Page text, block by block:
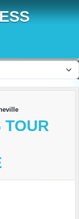
TOUR